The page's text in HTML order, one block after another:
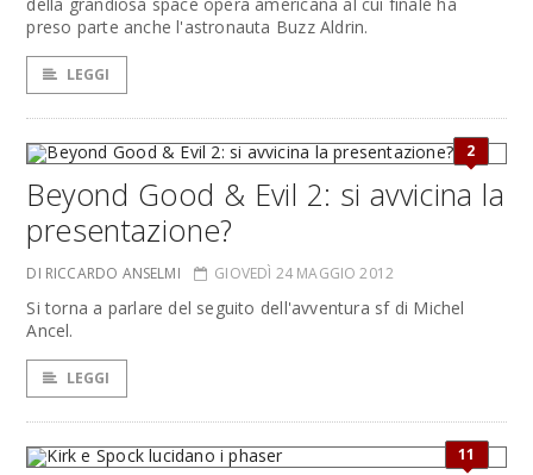
preso parte anche l'astronauta Buzz Aldrin.
LEGGI
2
Beyond Good & Evil 2: si avvicina la
presentazione?
DI RICCARDO ANSELMI GIOVEDÌ 24 MAGGIO 2012
Si torna a parlare del seguito dell'avventura sf di Michel
Ancel.
LEGGI
11